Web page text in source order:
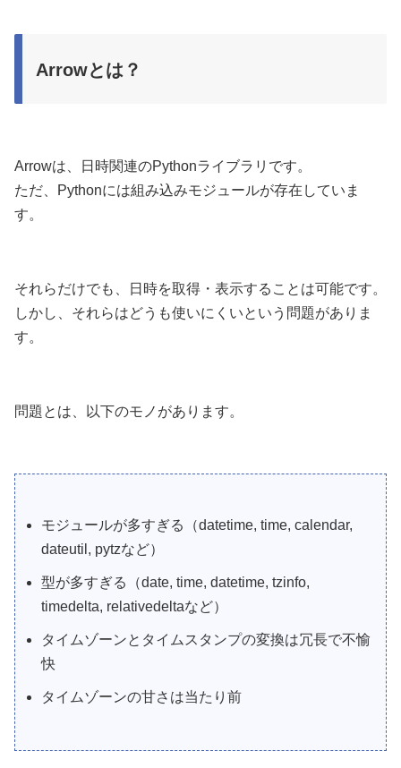
Arrowとは？
Arrowは、日時関連のPythonライブラリです。
ただ、Pythonには組み込みモジュールが存在していま
す。
それらだけでも、日時を取得・表示することは可能です。
しかし、それらはどうも使いにくいという問題がありま
す。
問題とは、以下のモノがあります。
モジュールが多すぎる（datetime, time, calendar,
dateutil, pytzなど）
型が多すぎる（date, time, datetime, tzinfo,
timedelta, relativedeltaなど）
タイムゾーンとタイムスタンプの変換は冗長で不愉
快
タイムゾーンの甘さは当たり前